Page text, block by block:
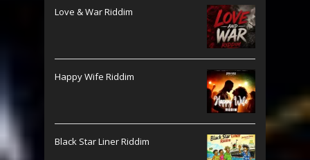
Love & War Riddim
Happy Wife Riddim
Black Star Liner Riddim